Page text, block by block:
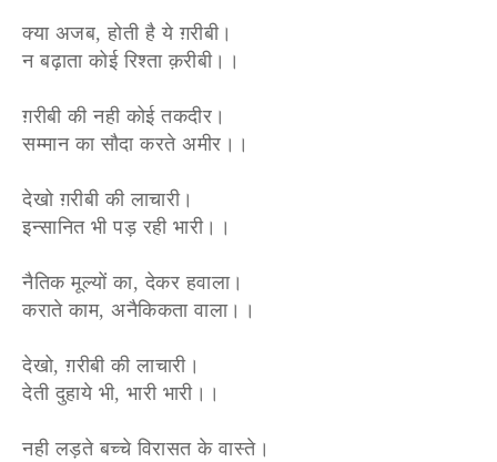
क्या अजब, होती है ये ग़रीबी।
न बढ़ाता कोई रिश्ता क़रीबी।।
ग़रीबी की नही कोई तकदीर।
सम्मान का सौदा करते अमीर।।
देखो ग़रीबी की लाचारी।
इन्सानित भी पड़ रही भारी।।
नैतिक मूल्यों का, देकर हवाला।
कराते काम, अनैकिकता वाला।।
देखो, ग़रीबी की लाचारी।
देती दुहाये भी, भारी भारी।।
नही लड़ते बच्चे विरासत के वास्ते।